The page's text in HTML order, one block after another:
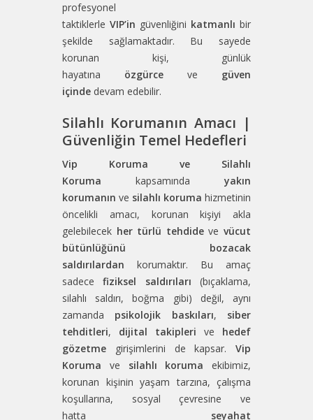
profesyonel
taktiklerle VIP’in güvenliğini katmanlı bir
şekilde sağlamaktadır. Bu sayede
korunan kişi, günlük
hayatına özgürce ve güven
içinde devam edebilir.
Silahlı Korumanın Amacı |
Güvenliğin Temel Hedefleri
Vip Koruma ve Silahlı
Koruma kapsamında yakın
korumanın ve silahlı koruma hizmetinin
öncelikli amacı, korunan kişiyi akla
gelebilecek her türlü tehdidevevücut
bütünlüğünü bozacak
saldırılardan korumaktır. Bu amaç
sadecefiziksel saldırıları (bıçaklama,
silahlı saldırı, boğma gibi) değil, aynı
zamanda psikolojik baskıları, siber
tehditleri, dijital takipleri ve hedef
gözetme girişimlerini de kapsar. Vip
Koruma ve silahlı koruma ekibimiz,
korunan kişinin yaşam tarzına, çalışma
koşullarına, sosyal çevresine ve
hatta seyahat